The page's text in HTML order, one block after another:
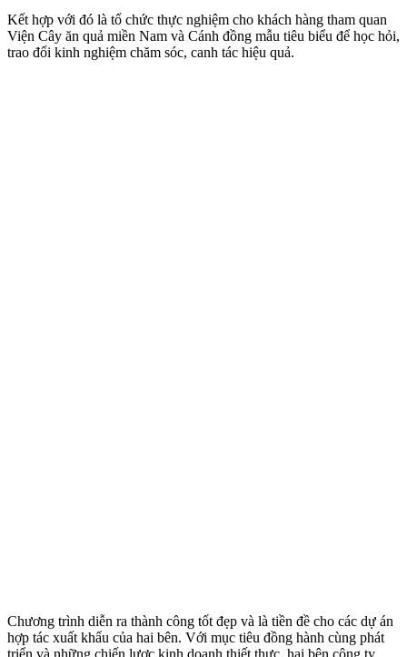
Kết hợp với đó là tổ chức thực nghiệm cho khách hàng tham quan
Viện Cây ăn quả miền Nam và Cánh đồng mẫu tiêu biểu để học hỏi,
trao đổi kinh nghiệm chăm sóc, canh tác hiệu quả.
Chương trình diễn ra thành công tốt đẹp và là tiền đề cho các dự án
hợp tác xuất khẩu của hai bên. Với mục tiêu đồng hành cùng phát
triển và những chiến lược kinh doanh thiết thực, hai bên công ty